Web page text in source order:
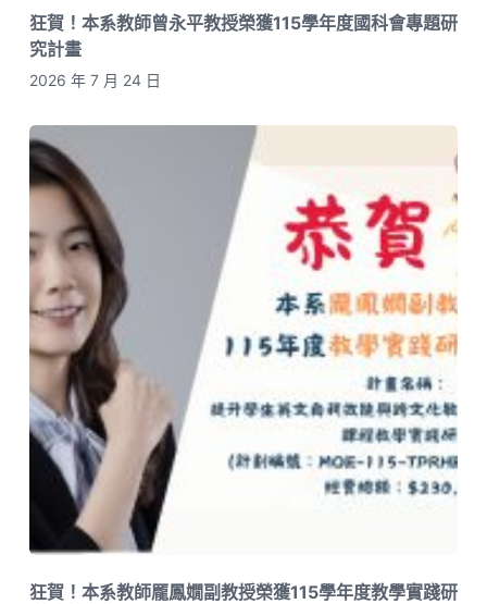
狂賀！本系教師曾永平教授榮獲115學年度國科會專題研
究計畫
2026 年 7 月 24 日
狂賀！本系教師龎鳳嫺副教授榮獲115學年度教學實踐研